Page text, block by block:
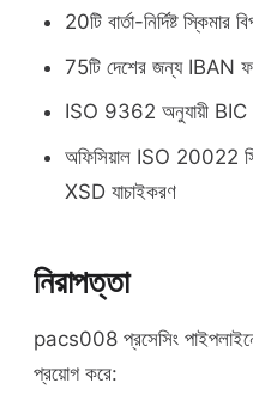
20টি বার্তা-নির্দিষ্ট
75টি দেশের জন্য IBAN
ISO 9362 অনুযায়ী BIC
অফিসিয়াল ISO 20022
XSD যাচাইকরণ
নিরাপত্তা
pacs008 প্রসেসিং
প্রয়োগ করে: